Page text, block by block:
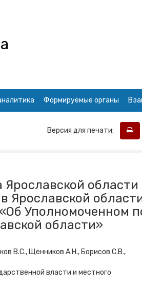
Формируемые органы
Версия для печати:
области
Ярославской
Уполномоченном
области»
В.С., Щенников А.Н., Борисов С.В.,
власти и местного